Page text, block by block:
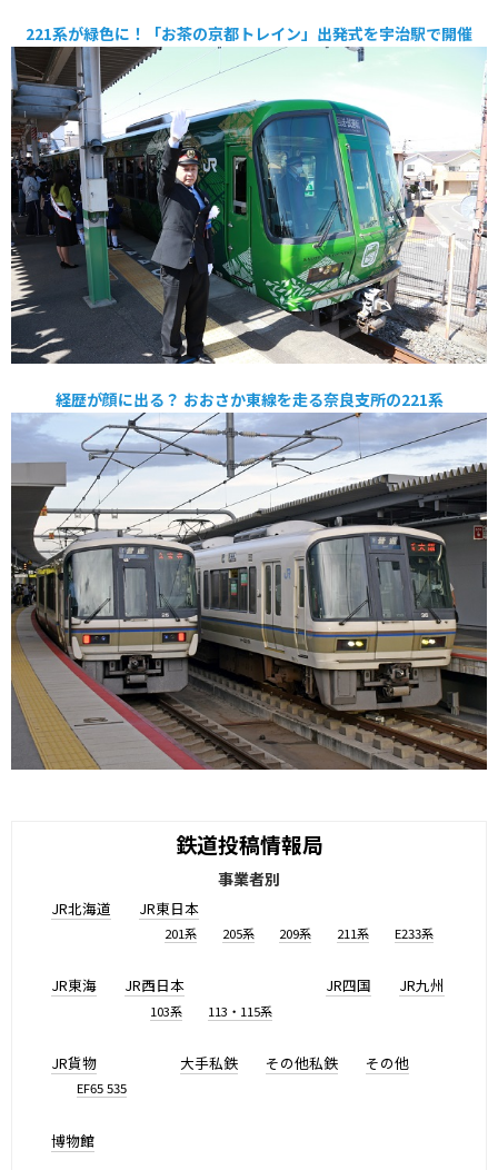
221系が緑色に！「お茶の京都トレイン」出発式を宇治駅で開催
経歴が顔に出る？ おおさか東線を走る奈良支所の221系
鉄道投稿情報局
事業者別
JR北海道 JR東日本
201系 205系 209系 211系 E233系
JR東海 JR西日本
103系 113・115系
JR四国 JR九州
JR貨物
EF65 535
大手私鉄 その他私鉄 その他
博物館